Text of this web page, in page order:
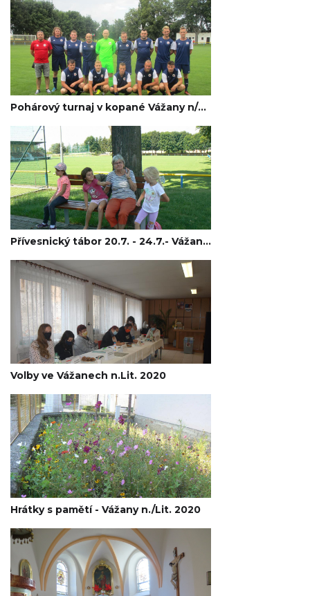
Pohárový turnaj v kopané Vážany n/Lit.
Přívesnický tábor 20.7. - 24.7.- Vážany n./Lit. 2020
Volby ve Vážanech n.Lit. 2020
Hrátky s pamětí - Vážany n./Lit. 2020